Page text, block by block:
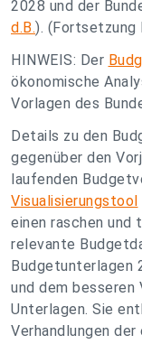
2028 und der
d.B.). (Fortsetzung
HINWEIS: Der
ökonomische
Vorlagen des
Details zu den
gegenüber den
laufenden
Visualisierungstool
einen raschen und
relevante
Budgetunterlagen
und dem besseren
Unterlagen. Sie
Verhandlungen